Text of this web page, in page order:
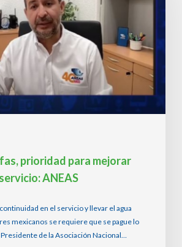
prioridad para mejorar
ANEAS
en el servicio y llevar el agua
mexicanos se requiere que se pague lo
de la Asociación Nacional…